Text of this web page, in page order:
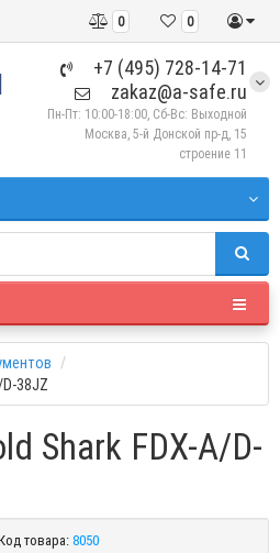
0
0
+7 (495) 728-14-71
zakaz@a-safe.ru
Пн-Пт: 10:00-18:00, Сб-Вс: Выходной
Москва, 5-й Донской пр-д, 15
строение 11
38JZ
Shark FDX-A/D-
товара:8050